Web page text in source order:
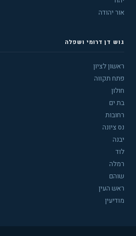
אור יהודה
גוש דן דרומי ושפלה
ראשון לציון
פתח תקווה
חולון
בת ים
רחובות
נס ציונה
יבנה
לוד
רמלה
שוהם
ראש העין
מודיעין